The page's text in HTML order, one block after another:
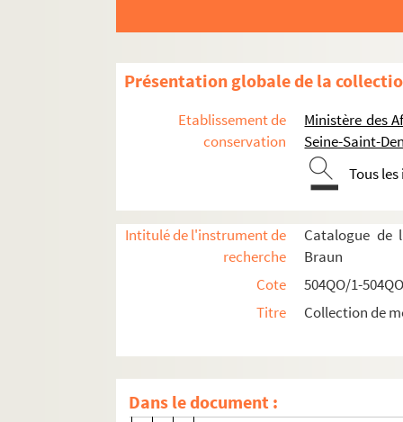
Présentation globale de la
Etablissement de
conservation
Ministère des
Seine-Saint-
Tous
Intitulé de l'instrument de
recherche
Catalogue de
Braun
Cote
504QO/1-
Titre
Collection de
Dans le document :
Planche 1 : à Athènes
Planche 2 : à Athènes et
Planche 3 : à Constantinople
À Paris
Planche 11 : ambassade
Ambassade d'Angleterre
Planche 12
Planche 15